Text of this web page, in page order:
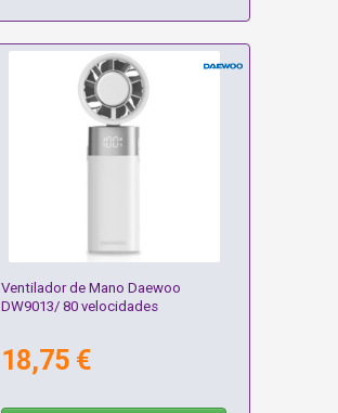
Ventilador de Mano Daewoo
DW9013/ 80 velocidades
18,75 €